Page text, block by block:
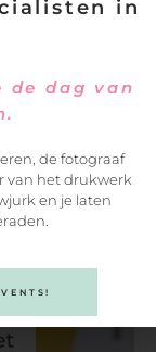
in
de dag van
de fotograaf
van het drukwerk
en je laten